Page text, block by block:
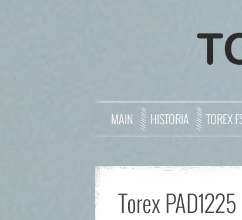
MAIN HISTORIA TOREX
Torex PAD1225